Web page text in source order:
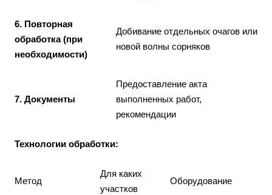
6. Повторная
обработка (при
необходимости)
Добивание отдельных очагов или
новой волны сорняков
7. Документы
Предоставление акта
выполненных работ,
рекомендации
Технологии обработки:
Метод
Для каких
участков
Оборудование